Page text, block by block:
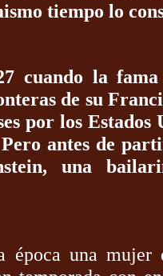
tiempo lo
cuando la
de su
por los
antes de
, una
época una mujer